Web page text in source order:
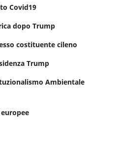
Covid19
dopo Trump
costituente cileno
Trump
Ambientale